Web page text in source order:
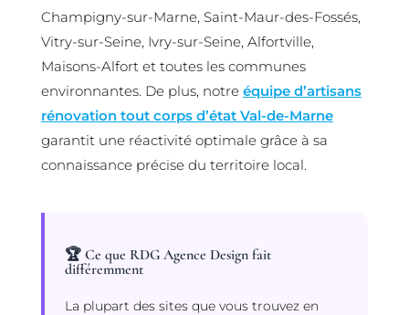
Champigny-sur-Marne, Saint-Maur-des-Fossés,
Vitry-sur-Seine, Ivry-sur-Seine, Alfortville,
Maisons-Alfort et toutes les communes
environnantes. De plus, notre équipe d’artisans
rénovation tout corps d’état Val-de-Marne
garantit une réactivité optimale grâce à sa
connaissance précise du territoire local.
🏆 Ce que RDG Agence Design fait
différemment
La plupart des sites que vous trouvez en